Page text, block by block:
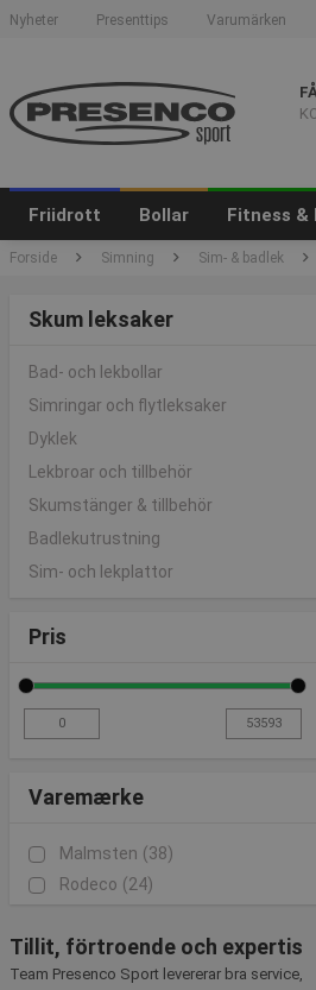
Nyheter Presenttips Varumärken
Friidrott Bollar Fitness &
Forside Simning Sim- & badlek
Skum leksaker
Bad- och lekbollar
Simringar och flytleksaker
Dyklek
Lekbroar och tillbehör
Skumstänger & tillbehör
Badlekutrustning
Sim- och lekplattor
Pris
Varemærke
Malmsten (38)
Rodeco (24)
Tillit, förtroende och expertis
Team Presenco Sport levererar bra service,